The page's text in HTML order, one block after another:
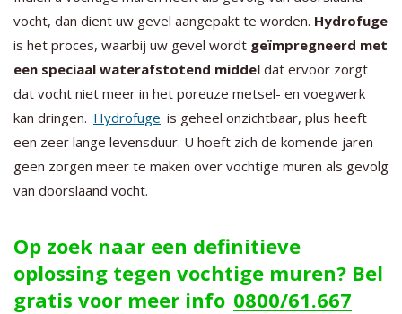
vocht, dan dient uw gevel aangepakt te worden. Hydrofuge
is het proces, waarbij uw gevel wordt geïmpregneerd met
een speciaal waterafstotend middel dat ervoor zorgt
dat vocht niet meer in het poreuze metsel- en voegwerk
kan dringen. Hydrofuge is geheel onzichtbaar, plus heeft
een zeer lange levensduur. U hoeft zich de komende jaren
geen zorgen meer te maken over vochtige muren als gevolg
van doorslaand vocht.
Op zoek naar een definitieve
oplossing tegen vochtige muren? Bel
gratis voor meer info 0800/61.667